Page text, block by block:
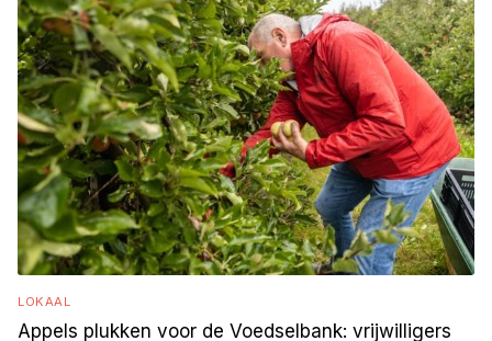
LOKAAL
Appels plukken voor de Voedselbank: vrijwilligers